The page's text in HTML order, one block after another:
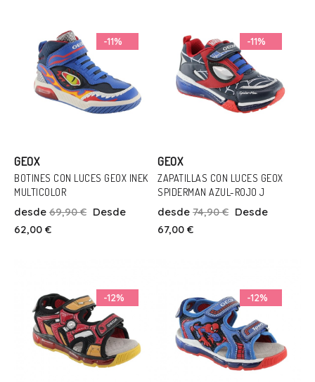
-11%
GEOX
BOTINES CON LUCES GEOX INEK
MULTICOLOR
desde 69,90 € Desde
62,00 €
-11%
GEOX
ZAPATILLAS CON LUCES GEOX
SPIDERMAN AZUL-ROJO J
desde 74,90 € Desde
67,00 €
-12% -12%